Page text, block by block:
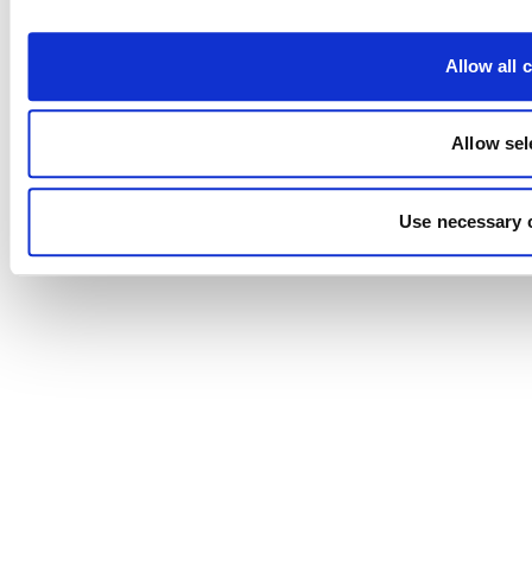
Allow all
Allow
Use necessary